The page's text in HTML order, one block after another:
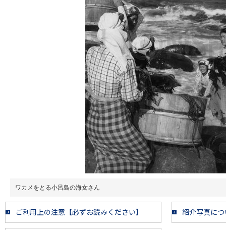
ワカメをとる小呂島の海女さん
ご利用上の注意【必ずお読みください】 紹介写真に